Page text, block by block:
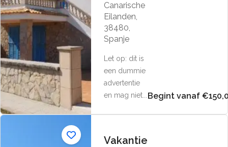
Canarische
Eilanden,
38480,
Spanje
Let op: dit is
een dummie
advertentie
en mag niet...
Begint vanaf
Vakantie